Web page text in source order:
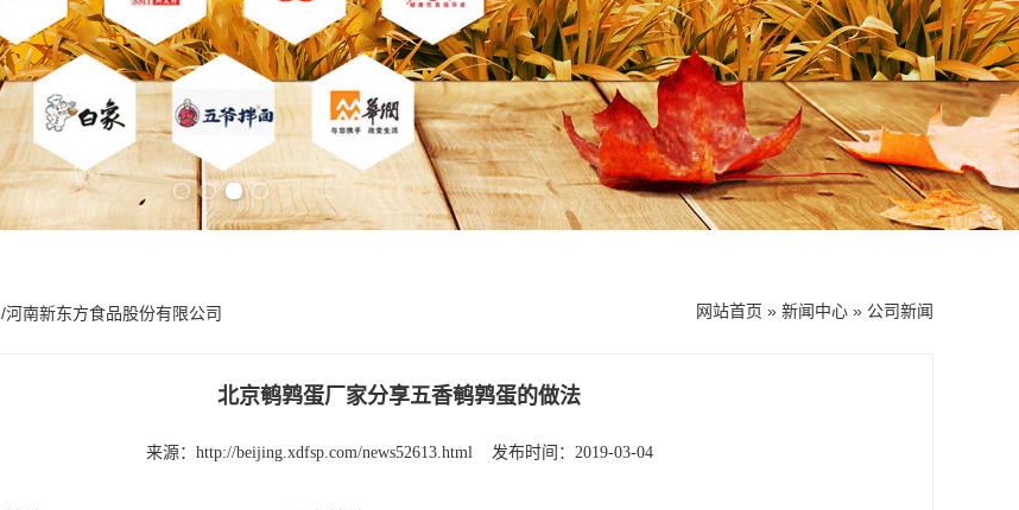
/河南新东方食品股份有限公司 网站首页 » 新闻中心 » 公司新闻
北京鹌鹑蛋厂家分享五香鹌鹑蛋的做法
来源： http://beijing.xdfsp.com/news52613.html 发布时间：2019-03-04